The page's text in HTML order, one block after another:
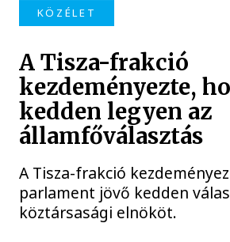
KÖZÉLET
A Tisza-frakció
kezdeményezte,
kedden legyen az
államfőválasztás
A Tisza-frakció
parlament jövő kedden
köztársasági elnököt.